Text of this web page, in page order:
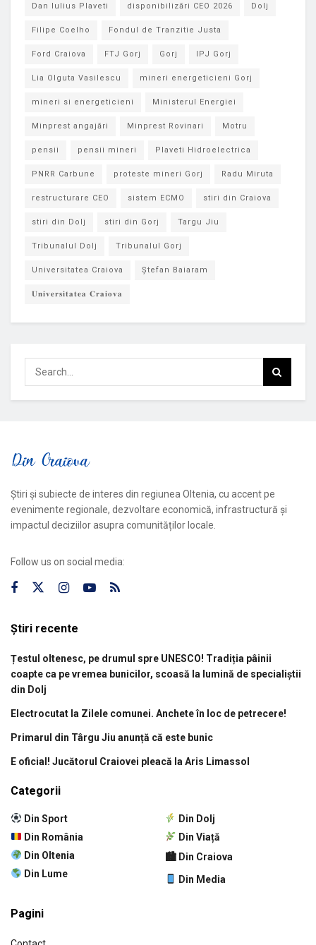
Dan Iulius Plaveti disponibilizări CEO 2026 Dolj
Filipe Coelho Fondul de Tranzitie Justa
Ford Craiova FTJ Gorj Gorj IPJ Gorj
Lia Olguta Vasilescu mineri energeticieni Gorj
mineri si energeticieni Ministerul Energiei
Minprest angajări Minprest Rovinari Motru
pensii pensii mineri Plaveti Hidroelectrica
PNRR Carbune proteste mineri Gorj Radu Miruta
restructurare CEO sistem ECMO stiri din Craiova
stiri din Dolj stiri din Gorj Targu Jiu
Tribunalul Dolj Tribunalul Gorj
Universitatea Craiova Ștefan Baiaram
𝐔𝐧𝐢𝐯𝐞𝐫𝐬𝐢𝐭𝐚𝐭𝐞𝐚 𝐂𝐫𝐚𝐢𝐨𝐯𝐚
Știri și subiecte de interes din regiunea Oltenia, cu accent pe
evenimente regionale, dezvoltare economică, infrastructură și
impactul deciziilor asupra comunităților locale.
Follow us on social media:
Știri recente
Țestul oltenesc, pe drumul spre UNESCO! Tradiția pâinii
coapte ca pe vremea bunicilor, scoasă la lumină de specialiștii
din Dolj
Electrocutat la Zilele comunei. Anchete în loc de petrecere!
Primarul din Târgu Jiu anunță că este bunic
E oficial! Jucătorul Craiovei pleacă la Aris Limassol
Categorii
Din Sport
Din România
Din Oltenia
Din Lume
Din Dolj
Din Viață
🏙 Din Craiova
Din Media
Pagini